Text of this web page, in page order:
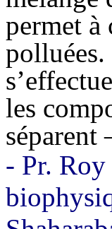
permet à
les
séparent
- Pr.